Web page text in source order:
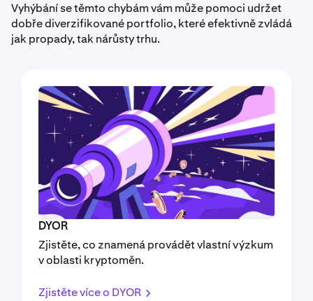
Vyhýbání se těmto chybám vám může pomoci udržet
dobře diverzifikované portfolio, které efektivně zvládá
jak propady, tak nárůsty trhu.
DYOR
Zjistěte, co znamená provádět vlastní výzkum
v oblasti kryptoměn.
Zjistěte více o DYOR